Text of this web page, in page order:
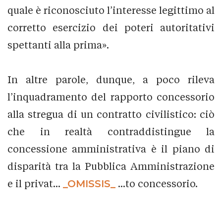
quale è riconosciuto l’interesse legittimo al
corretto esercizio dei poteri autoritativi
spettanti alla prima».
In altre parole, dunque, a poco rileva
l’inquadramento del rapporto concessorio
alla stregua di un contratto civilistico: ciò
che in realtà contraddistingue la
concessione amministrativa è il piano di
disparità tra la Pubblica Amministrazione
e il privat...
_OMISSIS_ ...to concessorio.